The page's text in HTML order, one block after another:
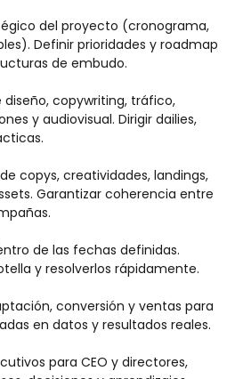
del proyecto (cronograma,
Definir prioridades y roadmap
de embudo.
copywriting, tráfico,
y audiovisual. Dirigir dailies,
copys, creatividades, landings,
Garantizar coherencia entre
de las fechas definidas.
y resolverlos rápidamente.
conversión y ventas para
en datos y resultados reales.
para CEO y directores,